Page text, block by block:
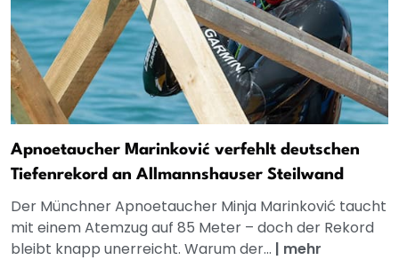
Apnoetaucher Marinković verfehlt deutschen
Tiefenrekord an Allmannshauser Steilwand
Der Münchner Apnoetaucher Minja Marinković taucht
mit einem Atemzug auf 85 Meter – doch der Rekord
bleibt knapp unerreicht. Warum der... | mehr